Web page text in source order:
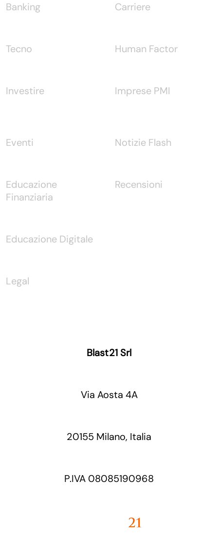
Banking
Tecno
Investire
Carriere
Human Factor
Imprese PMI
Eventi
Educazione
Finanziaria
Educazione Digitale
Legal
Notizie Flash
Recensioni
Blast21 Srl
Via Aosta 4A
20155 Milano, Italia
P.IVA 08085190968